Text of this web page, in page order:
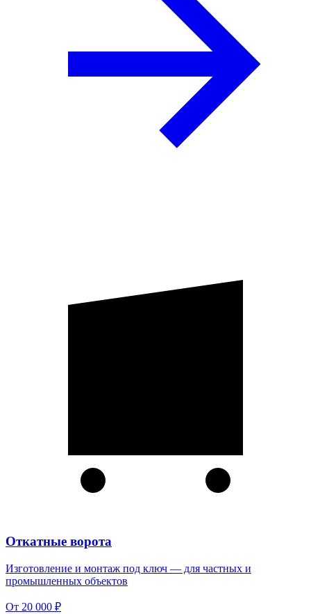
Откатные ворота
Изготовление и монтаж под ключ — для частных и
промышленных объектов
От 20 000 ₽